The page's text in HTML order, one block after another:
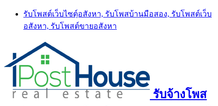
Skip
content
รับโพสต์เว็บไซตฺ์อสังหา, รับโพสบ้านมือสอง, รับโพสต์เว็บ
อสังหา, รับโพสต์ขายอสังหา
รับจ้างโพส